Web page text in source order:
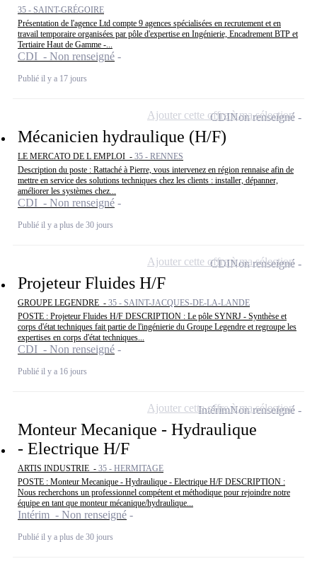
35 - SAINT-GRÉGOIRE
Présentation de l'agence Ltd compte 9 agences spécialisées en recrutement et en
travail temporaire organisées par pôle d'expertise en Ingénierie, Encadrement BTP et
Tertiaire Haut de Gamme -...
CDI - Non renseigné
Publié il y a 17 jours
Mécanicien hydraulique (H/F)
LE MERCATO DE L EMPLOI - 35 - RENNES
Description du poste : Rattaché à Pierre, vous intervenez en région rennaise afin de
mettre en service des solutions techniques chez les clients : installer, dépanner,
améliorer les systèmes chez...
CDI - Non renseigné
Publié il y a plus de 30 jours
CDINon renseigné
Ajouter cette offre à ma sélection
Projeteur Fluides H/F
GROUPE LEGENDRE - 35 - SAINT-JACQUES-DE-LA-LANDE
POSTE : Projeteur Fluides H/F DESCRIPTION : Le pôle SYNRJ - Synthèse et
corps d'état techniques fait partie de l'ingénierie du Groupe Legendre et regroupe les
expertises en corps d'état techniques...
CDI - Non renseigné
Publié il y a 16 jours
CDINon renseigné
Ajouter cette offre à ma sélection
Monteur Mecanique - Hydraulique
- Electrique H/F
ARTIS INDUSTRIE - 35 - HERMITAGE
POSTE : Monteur Mecanique - Hydraulique - Electrique H/F DESCRIPTION :
Nous recherchons un professionnel compétent et méthodique pour rejoindre notre
équipe en tant que monteur mécanique/hydraulique...
Intérim - Non renseigné
Publié il y a plus de 30 jours
IntérimNon renseigné
Ajouter cette offre à ma sélection